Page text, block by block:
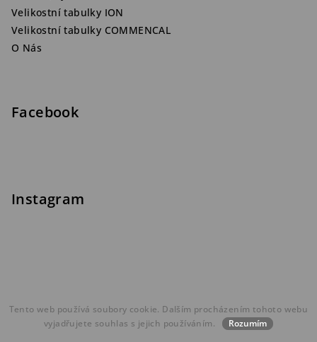
Tento web používá soubory cookie. Dalším procházením tohoto webu
vyjadřujete souhlas s jejich používáním.
Rozumím
Velikostní tabulky ION
Velikostní tabulky COMMENCAL
O Nás
Facebook
Instagram